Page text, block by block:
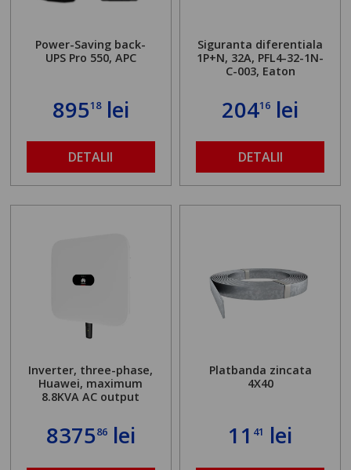
Power-Saving back-
UPS Pro 550, APC
89518lei
DETALII
Siguranta diferentiala
1P+N, 32A, PFL4-32-1N-
C-003, Eaton
20416 lei
DETALII
Inverter, three-phase,
Huawei, maximum
8.8KVA AC output
837586lei
Platbanda zincata
4X40
11 41 lei